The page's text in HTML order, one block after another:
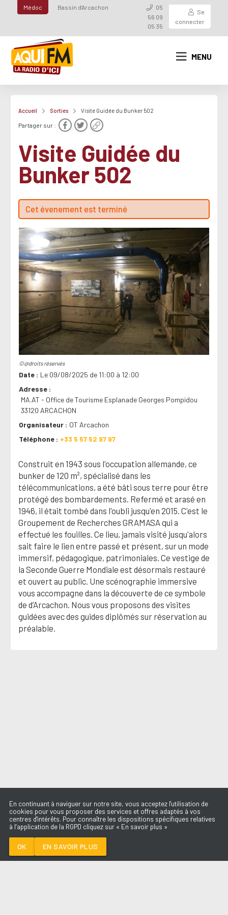
Médoc Bassin d'Arcachon
05
56 09
05 35
Se
connecter
MENU
Accueil Sorties Visite Guidée du Bunker 502
Partager sur :
Visite Guidée du
Bunker 502
Cet évenement est terminé
©@droits réservés
Date
Le 09/08/2025 de 11:00 à 12:00
Adresse
MA.AT - Office de Tourisme Esplanade Georges Pompidou
33120 ARCACHON
Organisateur
OT Arcachon
Téléphone
+33 5 57 52 97 97
Construit en 1943 sous l'occupation allemande, ce
bunker de 120 m², spécialisé dans les
télécommunications, a été bâti sous terre pour être
protégé des bombardements. Refermé et arasé en
1946, il était tombé dans l'oubli jusqu'en 2015. C'est le
Groupement de Recherches GRAMASA qui a
effectué les fouilles. Ce lieu, jamais visité jusqu'alors
sait faire le lien entre passé et présent, sur un mode
immersif, pédagogique, patrimoniales. Ce vestige de
la Seconde Guerre Mondiale est désormais restauré
et ouvert au public. Une scénographie immersive
vous accompagne dans la découverte de ce symbole
de d’Arcachon. Nous vous proposons des visites
guidées avec des guides diplômés sur réservation au
préalable.
En continuant à naviguer sur notre site, vous acceptez l'utilisation de
cookies pour vous proposer des services et offres adaptés à vos
centres d'intérêts. Pour connaître les dispositions spécifiques relatives
à l’application de la RGPD cliquez sur « En savoir plus »
OK EN SAVOIR PLUS